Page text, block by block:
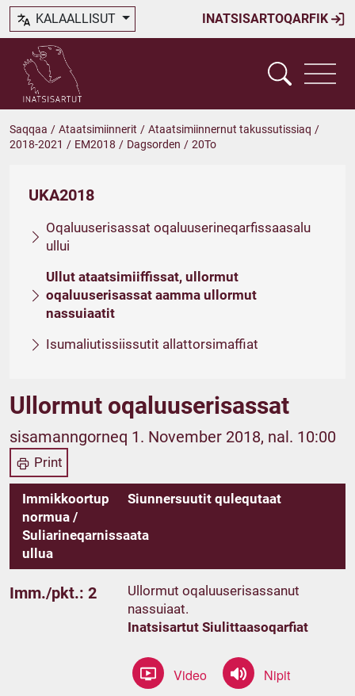
INATSISARTOQARFIK
KALAALLISUT
Saqqaa / Ataatsimiinnerit / Ataatsimiinnernut takussutissiaq /
2018-2021 / EM2018 / Dagsorden / 20To
UKA2018
Oqaluuserisassat oqaluuserineqarfissaasalu
ullui
Ullut ataatsimiiffissat, ullormut
oqaluuserisassat aamma ullormut
nassuiaatit
Isumaliutissiissutit allattorsimaffiat
Ullormut oqaluuserisassat
sisamanngorneq 1. November 2018, nal. 10:00
Print
Immikkoortup
normua /
Suliarineqarnissaata
ullua
Siunnersuutit qulequtaat
Imm./pkt.: 2
Ullormut oqaluuserisassanut
nassuiaat.
Inatsisartut Siulittaasoqarfiat